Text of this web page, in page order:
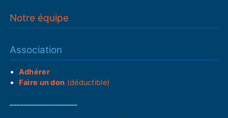
Notre équipe
Association
Adhérer
Faire un don (déductible)